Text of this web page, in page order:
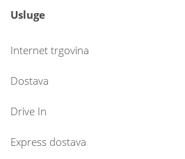
Usluge
Internet trgovina
Dostava
Drive In
Express dostava